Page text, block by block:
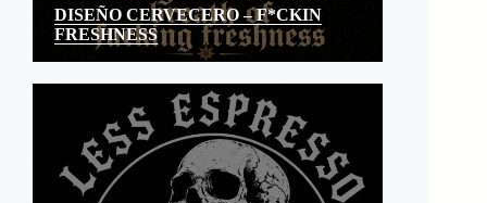
DISEÑO CERVECERO – F*CKIN
FRESHNESS